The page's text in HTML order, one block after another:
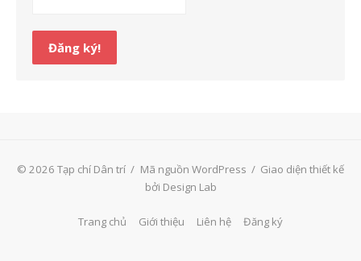
© 2026 Tạp chí Dân trí / Mã nguồn WordPress / Giao diện thiết kế
bởi Design Lab
Trang chủ Giới thiệu Liên hệ Đăng ký